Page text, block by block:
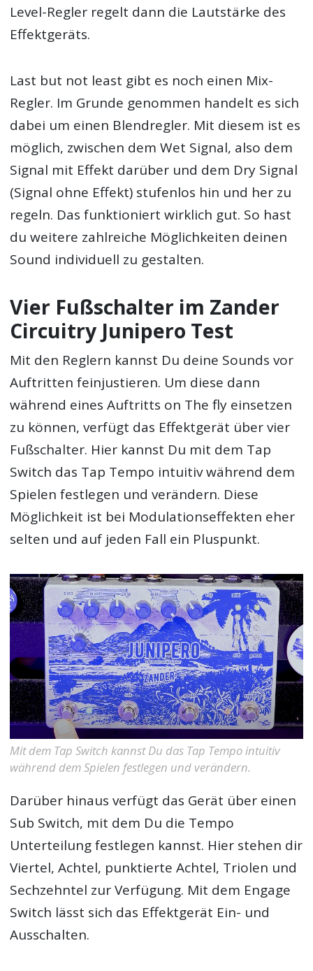
Level-Regler regelt dann die Lautstärke des
Effektgeräts.
Last but not least gibt es noch einen Mix-
Regler. Im Grunde genommen handelt es sich
dabei um einen Blendregler. Mit diesem ist es
möglich, zwischen dem Wet Signal, also dem
Signal mit Effekt darüber und dem Dry Signal
(Signal ohne Effekt) stufenlos hin und her zu
regeln. Das funktioniert wirklich gut. So hast
du weitere zahlreiche Möglichkeiten deinen
Sound individuell zu gestalten.
Vier Fußschalter im Zander
Circuitry Junipero Test
Mit den Reglern kannst Du deine Sounds vor
Auftritten feinjustieren. Um diese dann
während eines Auftritts on The fly einsetzen
zu können, verfügt das Effektgerät über vier
Fußschalter. Hier kannst Du mit dem Tap
Switch das Tap Tempo intuitiv während dem
Spielen festlegen und verändern. Diese
Möglichkeit ist bei Modulationseffekten eher
selten und auf jeden Fall ein Pluspunkt.
Mit dem Tap Switch kannst Du das Tap Tempo intuitiv
während dem Spielen festlegen und verändern.
Darüber hinaus verfügt das Gerät über einen
Sub Switch, mit dem Du die Tempo
Unterteilung festlegen kannst. Hier stehen dir
Viertel, Achtel, punktierte Achtel, Triolen und
Sechzehntel zur Verfügung. Mit dem Engage
Switch lässt sich das Effektgerät Ein- und
Ausschalten.